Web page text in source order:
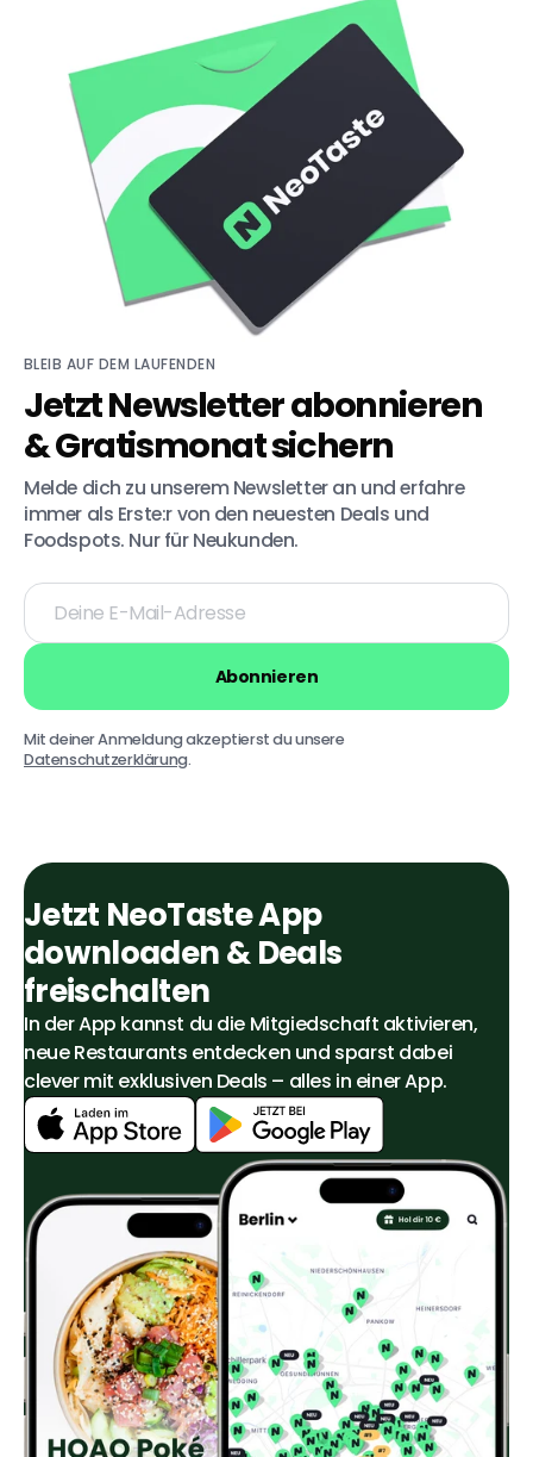
BLEIB AUF DEM LAUFENDEN
Jetzt Newsletter abonnieren
& Gratismonat sichern
Melde dich zu unserem Newsletter an und erfahre
immer als Erste:r von den neuesten Deals und
Foodspots. Nur für Neukunden.
Deine
Mail-
Adresse
Abonnieren
Mit deiner Anmeldung akzeptierst du unsere
Datenschutzerklärung.
Jetzt NeoTaste App
downloaden & Deals
freischalten
In der App kannst du die Mitgiedschaft aktivieren,
neue Restaurants entdecken und sparst dabei
clever mit exklusiven Deals – alles in einer App.